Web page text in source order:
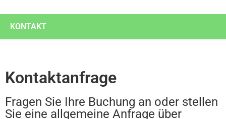
KONTAKT
Kontaktanfrage
Fragen Sie Ihre Buchung an oder stellen
Sie eine allgemeine Anfrage über